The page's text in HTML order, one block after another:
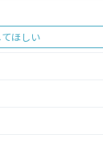
ほしい